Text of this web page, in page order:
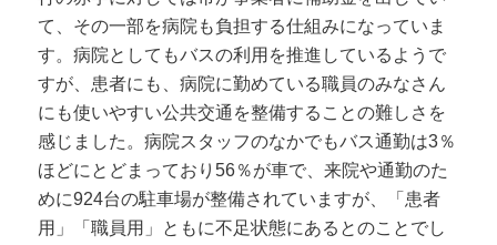
て、その一部を病院も負担する仕組みになっていま
す。病院としてもバスの利用を推進しているようで
すが、患者にも、病院に勤めている職員のみなさん
にも使いやすい公共交通を整備することの難しさを
感じました。病院スタッフのなかでもバス通勤は3％
ほどにとどまっており56％が車で、来院や通勤のた
めに924台の駐車場が整備されていますが、「患者
用」「職員用」ともに不足状態にあるとのことでし